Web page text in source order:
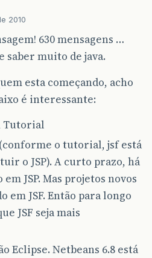
2010
630 mensagens …
saber muito de java.
esta começando, acho
é interessante:
Tutorial
(conforme o tutorial, jsf está
o JSP). A curto prazo, há
JSP. Mas projetos novos
em JSF. Então para longo
JSF seja mais
Eclipse. Netbeans 6.8 está